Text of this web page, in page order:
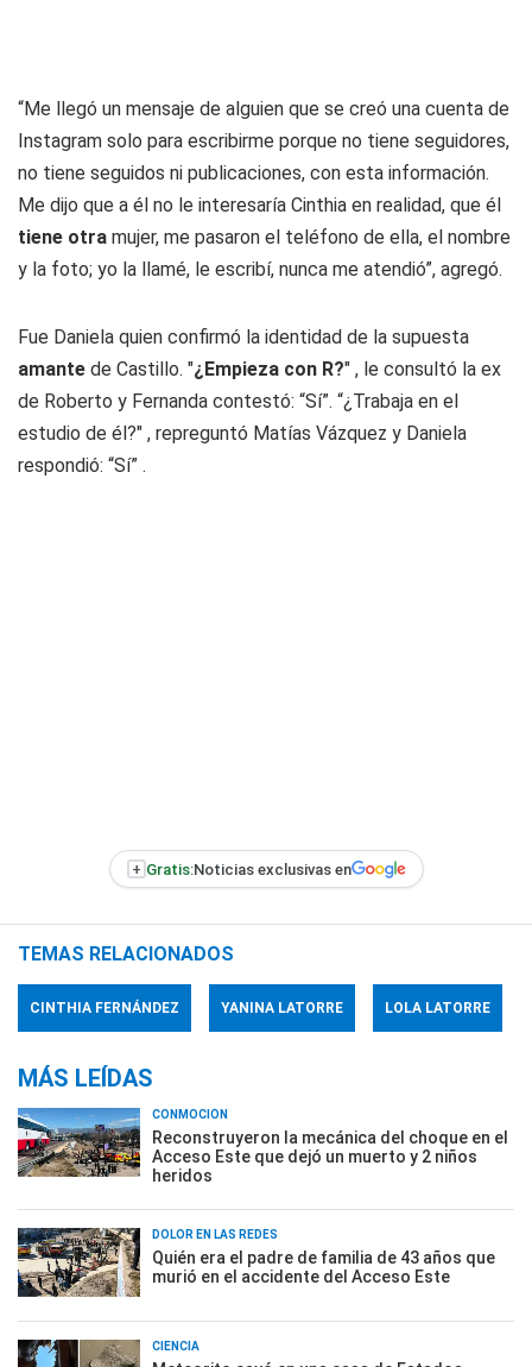
“Me llegó un mensaje de alguien que se creó una cuenta de
Instagram solo para escribirme porque no tiene seguidores,
no tiene seguidos ni publicaciones, con esta información.
Me dijo que a él no le interesaría Cinthia en realidad, que él
tiene otra mujer, me pasaron el teléfono de ella, el nombre
y la foto; yo la llamé, le escribí, nunca me atendió”, agregó.
Fue Daniela quien confirmó la identidad de la supuesta
amante de Castillo. "¿Empieza con R?" , le consultó la ex
de Roberto y Fernanda contestó: “Sí”. “¿Trabaja en el
estudio de él?" , repreguntó Matías Vázquez y Daniela
respondió: “Sí” .
+ Gratis:Noticias exclusivas en
TEMAS RELACIONADOS
CINTHIA FERNÁNDEZ YANINA LATORRE LOLA LATORRE
MÁS LEÍDAS
CONMOCIÓN
Reconstruyeron la mecánica del choque en el
Acceso Este que dejó un muerto y 2 niños
heridos
DOLOR EN LAS REDES
Quién era el padre de familia de 43 años que
murió en el accidente del Acceso Este
CIENCIA